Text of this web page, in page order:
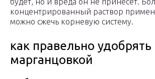
концентрированный раствор
можно сжечь корневую систему.
как правельно удобрять
марганцовкой